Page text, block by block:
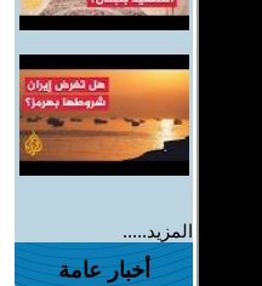
المزيد.....
أخبار عامة